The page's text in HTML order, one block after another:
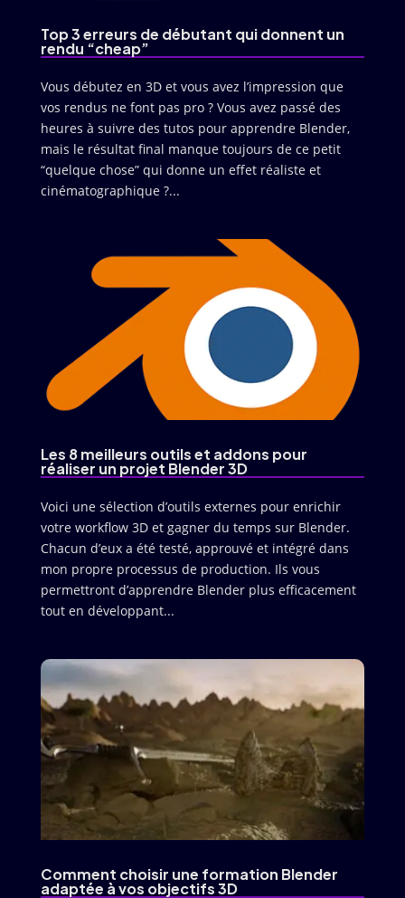
Top 3 erreurs de débutant qui donnent un
rendu “cheap”
Vous débutez en 3D et vous avez l’impression que
vos rendus ne font pas pro ? Vous avez passé des
heures à suivre des tutos pour apprendre Blender,
mais le résultat final manque toujours de ce petit
“quelque chose” qui donne un effet réaliste et
cinématographique ?...
Les 8 meilleurs outils et addons pour
réaliser un projet Blender 3D
Voici une sélection d’outils externes pour enrichir
votre workflow 3D et gagner du temps sur Blender.
Chacun d’eux a été testé, approuvé et intégré dans
mon propre processus de production. Ils vous
permettront d’apprendre Blender plus efficacement
tout en développant...
Comment choisir une formation Blender
adaptée à vos objectifs 3D